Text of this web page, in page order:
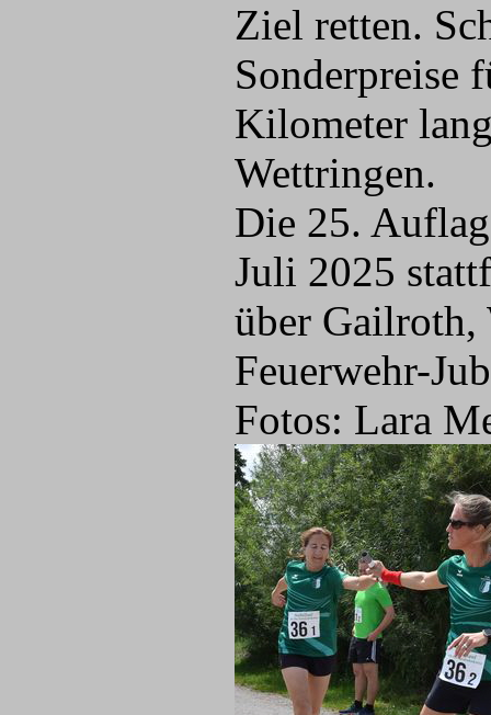
Ziel retten.
Sonderpreise
Kilometer
Wettringen.
Die 25.
Juli 2025
über
Feuerwehr-
Fotos: Lara